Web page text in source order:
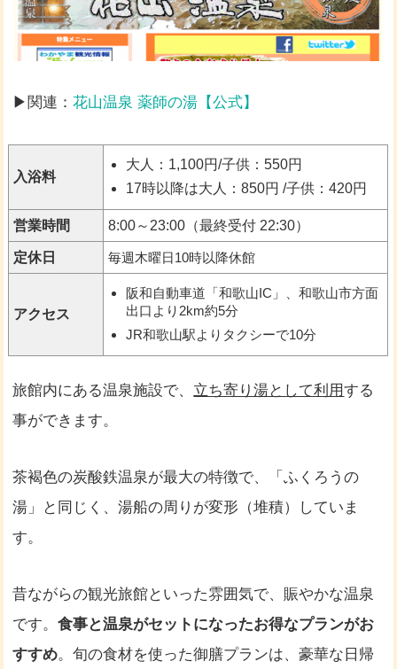
▶関連：花山温泉 薬師の湯【公式】
入浴料
大人：1,100円/子供：550円
17時以降は大人：850円 /子供：420円
営業時間 8:00～23:00（最終受付 22:30）
定休日 毎週木曜日10時以降休館
アクセス
阪和自動車道「和歌山IC」、和歌山市方面
出口より2km約5分
JR和歌山駅よりタクシーで10分
旅館内にある温泉施設で、 立ち寄り湯として利用する
事ができます。
茶褐色の炭酸鉄温泉が最大の特徴で、「ふくろうの
湯」と同じく、湯船の周りが変形（堆積）していま
す。
昔ながらの観光旅館といった雰囲気で、賑やかな温泉
です。食事と温泉がセットになったお得なプランがお
すすめ。旬の食材を使った御膳プランは、豪華な日帰